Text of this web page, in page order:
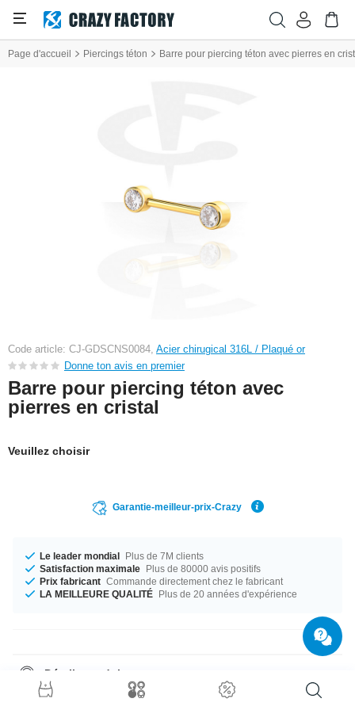
Page d'accueil Piercings téton Barre pour piercing téton avec pierres en
Code article: CJ-GDSCNS0084, Acier chirugical 316L / Plaqué or
Donne ton avis en premier
Barre pour piercing téton avec
pierres en cristal
Veuillez choisir
Garantie-meilleur-prix-Crazy
Le leader mondial Plus de 7M clients
Satisfaction maximale Plus de 80000 avis positifs
Prix fabricant Commande directement chez le fabricant
LA MEILLEURE QUALITÉ Plus de 20 années d'expérience
Détails produit
Disponible en calibre 1.6 mm. Peu importe la taille, on a ce qu'il faut.